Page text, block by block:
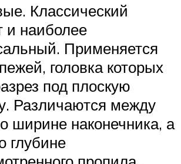
Классический
и наиболее
Применяется
головка которых
под плоскую
Различаются между
ширине наконечника, а
глубине